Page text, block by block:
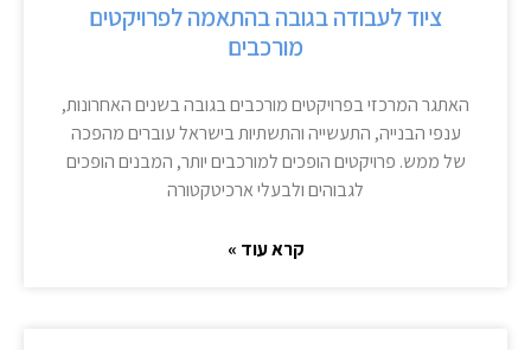
ציוד לעבודה בגובה בהתאמה לפרויקטים
מורכבים
האתגר המרכזי בפרויקטים מורכבים בגובה בשנים האחרונות,
ענפי הבנייה, התעשייה והתשתיות בישראל עוברים מהפכה
של ממש. פרויקטים הופכים למורכבים יותר, המבנים הופכים
לגבוהים ולבעלי ארכיטקטורה
קרא עוד »